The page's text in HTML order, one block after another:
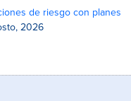
de riesgo con planes
2026